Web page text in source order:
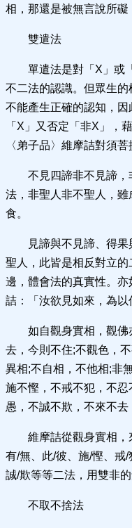
相，那還是被無言說所礙
雙遣法
單遣法是對「X」或
不二法的認識。但眾生
不能產生正確的認知，
「X」又否定「非X」，
〈弟子品〉維摩詰對須菩
不見四諦非不見諦
法，非聖人非不聖人，
食。
見諦與不見諦、得
聖人，此皆是相反對立
邊，體會法的真實性。
詰：「汝欲見如來，為以
如自觀身實相，觀
去，今則不住;不觀色，
異相;不自相，不他相;非
施不慳，不戒不犯，不
愚，不誠不欺，不來不去
維摩詰從觀身實相，
有/無、此/彼、施/慳、戒/
誠/欺等等二法，用雙非
不取不捨法